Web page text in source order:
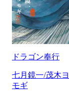
ドラゴン奉行
七月鏡一/茂木ヨ
モギ